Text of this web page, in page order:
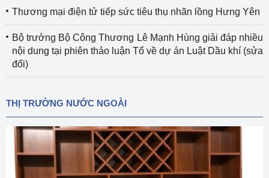
Thương mại điện tử tiếp sức tiêu thụ nhãn lồng Hưng Yên
Bộ trưởng Bộ Công Thương Lê Mạnh Hùng giải đáp nhiều
nội dung tại phiên thảo luận Tổ về dự án Luật Dầu khí (sửa
đổi)
THỊ TRƯỜNG NƯỚC NGOÀI